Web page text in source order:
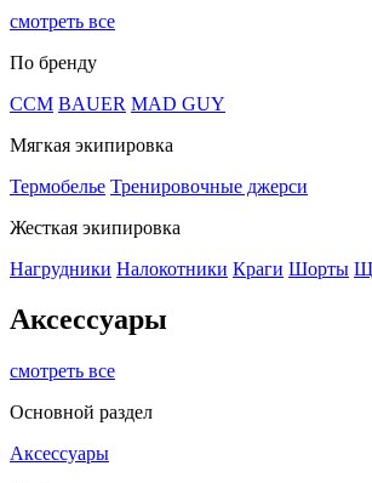
смотреть все
По бренду
CCM BAUER MAD GUY
Мягкая экипировка
Термобелье Тренировочные джерси
Жесткая экипировка
Нагрудники Налокотники Краги Шорты
Аксессуары
смотреть все
Основной раздел
Аксессуары